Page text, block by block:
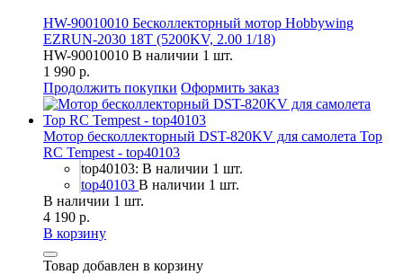
HW-90010010 Бесколлекторный мотор Hobbywing
EZRUN-2030 18T (5200KV, 2.00 1/18)
HW-90010010 В наличии 1 шт.
1 990 р.
Продолжить покупки Оформить заказ
Мотор бесколлекторный DST-820KV для самолета Top
RC Tempest - top40103
top40103: В наличии 1 шт.
top40103 В наличии 1 шт.
В наличии 1 шт.
4 190 р.
В корзину
Товар добавлен в корзину